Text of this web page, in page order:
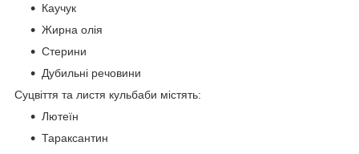
Каучук
Жирна олія
Стерини
Дубильні речовини
Суцвіття та листя кульбаби містять:
Лютеїн
Тараксантин